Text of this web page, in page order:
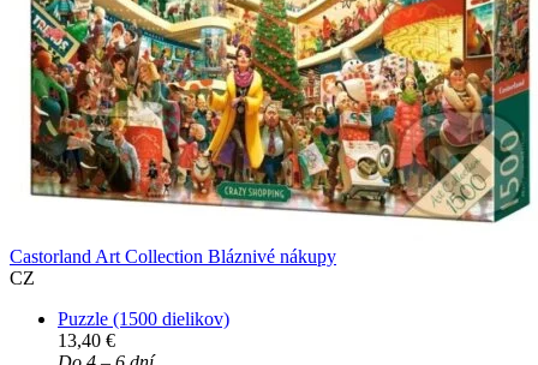
Castorland Art Collection Bláznivé nákupy
CZ
Puzzle (1500 dielikov)
13,40 €